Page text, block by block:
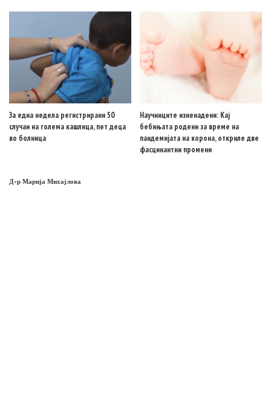
За една недела регистрирани 50
случаи на голема кашлица, пет деца
во болница
Научниците изненадени: Кај
бебињата родени за време на
пандемијата на корона, откриле две
фасцинантни промени
Д-р Марија Михајлова